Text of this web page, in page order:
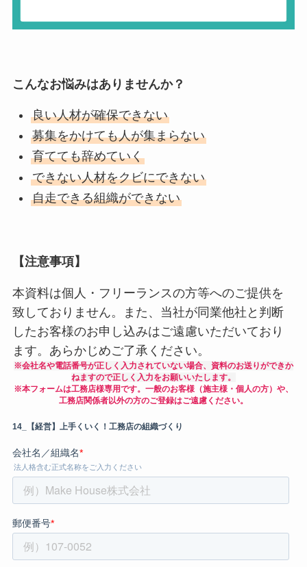
こんなお悩みはありませんか？
良い人材が確保できない
募集をかけても人が集まらない
育てても辞めていく
できない人材をクビにできない
自走できる組織ができない
【注意事項】
本資料は個人・フリーランスの方等へのご提供を
致しておりません。また、当社が同業他社と判断
したお客様のお申し込みはご遠慮いただいており
ます。あらかじめご了承ください。